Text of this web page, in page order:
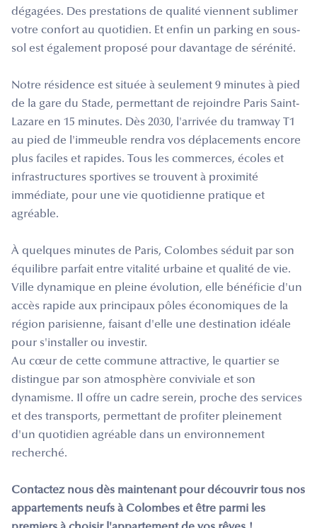
dégagées. Des prestations de qualité viennent sublimer
votre confort au quotidien. Et enfin un parking en sous-
sol est également proposé pour davantage de sérénité.
Notre résidence est située à seulement 9 minutes à pied
de la gare du Stade, permettant de rejoindre Paris Saint-
Lazare en 15 minutes. Dès 2030, l'arrivée du tramway T1
au pied de l'immeuble rendra vos déplacements encore
plus faciles et rapides. Tous les commerces, écoles et
infrastructures sportives se trouvent à proximité
immédiate, pour une vie quotidienne pratique et
agréable.
À quelques minutes de Paris, Colombes séduit par son
équilibre parfait entre vitalité urbaine et qualité de vie.
Ville dynamique en pleine évolution, elle bénéficie d'un
accès rapide aux principaux pôles économiques de la
région parisienne, faisant d'elle une destination idéale
pour s'installer ou investir.
Au cœur de cette commune attractive, le quartier se
distingue par son atmosphère conviviale et son
dynamisme. Il offre un cadre serein, proche des services
et des transports, permettant de profiter pleinement
d'un quotidien agréable dans un environnement
recherché.
Contactez nous dès maintenant pour découvrir tous nos
appartements neufs à Colombes et être parmi les